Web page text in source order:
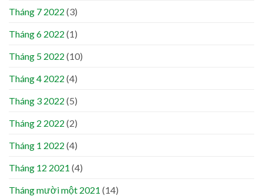
Tháng 7 2022 (3)
Tháng 6 2022 (1)
Tháng 5 2022 (10)
Tháng 4 2022 (4)
Tháng 3 2022 (5)
Tháng 2 2022 (2)
Tháng 1 2022 (4)
Tháng 12 2021 (4)
Tháng mười một 2021 (14)